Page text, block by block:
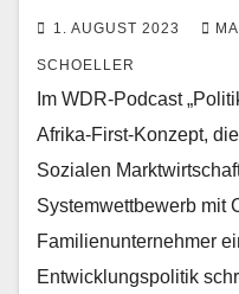
1. AUGUST 2023
SCHOELLER
Im WDR-Podcast
Afrika-First-Konzept,
Sozialen
Systemwettbewerb mit
Familienunternehmer
Entwicklungspolitik